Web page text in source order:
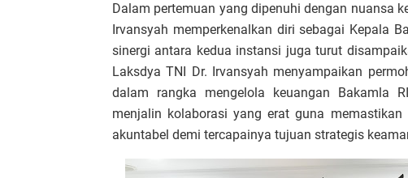
Dalam pertemuan yang dipenuhi dengan nuansa
Irvansyah memperkenalkan diri sebagai Kepala
sinergi antara kedua instansi juga turut
Laksdya TNI Dr. Irvansyah menyampaikan
dalam rangka mengelola keuangan Bakamla
menjalin kolaborasi yang erat guna
akuntabel demi tercapainya tujuan strategis